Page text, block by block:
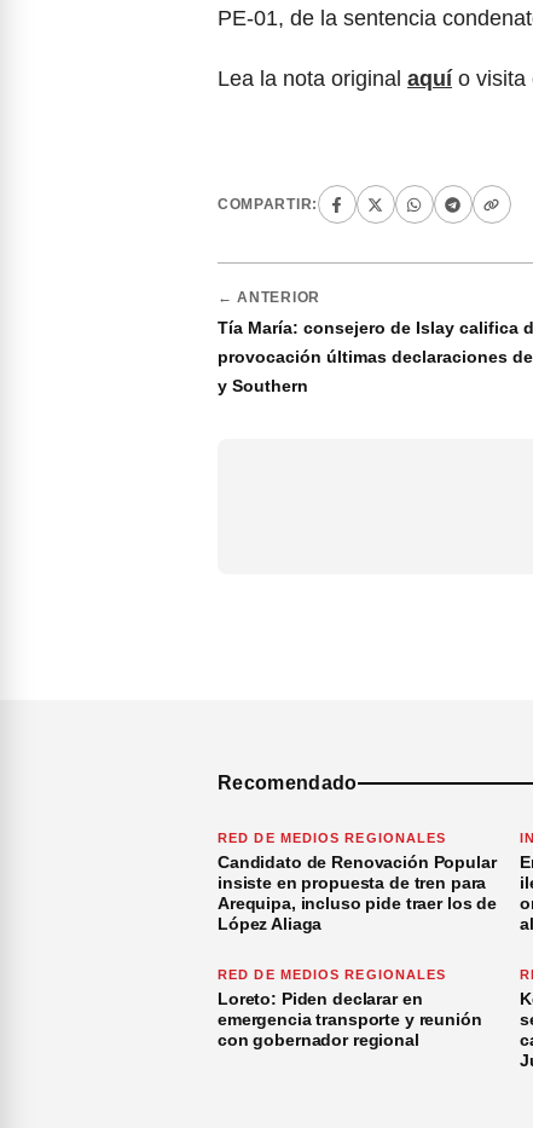
PE-01, de la sentencia
Lea la nota original aquí o visita
COMPARTIR:
← ANTERIOR
Tía María: consejero de Islay califica
provocación últimas declaraciones
y Southern
Recomendado
RED DE MEDIOS REGIONALES
Candidato de Renovación Popular
insiste en propuesta de tren para
Arequipa, incluso pide traer los de
López Aliaga
RED DE MEDIOS REGIONALES
Loreto: Piden declarar en
emergencia transporte y reunión
con gobernador regional